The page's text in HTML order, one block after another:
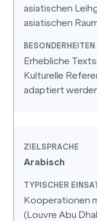
asiatischen
asiatischen
Erhebliche
Kulturelle
adaptiert
Arabisch
Kooperationen
(Louvre Abu